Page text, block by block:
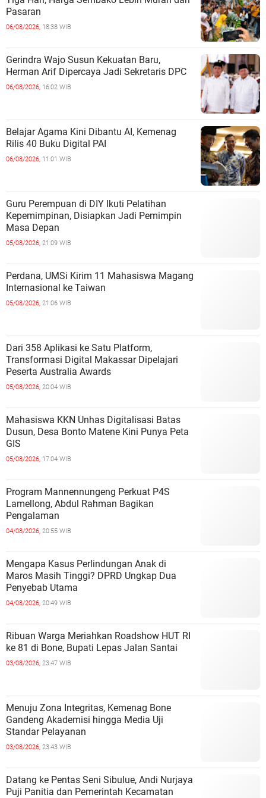
Pasaran
06/08/2026, 18:38 WIB
Gerindra Wajo Susun Kekuatan Baru,
Herman Arif Dipercaya Jadi Sekretaris DPC
06/08/2026, 16:02 WIB
Belajar Agama Kini Dibantu AI, Kemenag
Rilis 40 Buku Digital PAI
06/08/2026, 11:01 WIB
Guru Perempuan di DIY Ikuti Pelatihan
Kepemimpinan, Disiapkan Jadi Pemimpin
Masa Depan
05/08/2026, 21:09 WIB
Perdana, UMSi Kirim 11 Mahasiswa Magang
Internasional ke Taiwan
05/08/2026, 21:06 WIB
Dari 358 Aplikasi ke Satu Platform,
Transformasi Digital Makassar Dipelajari
Peserta Australia Awards
05/08/2026, 20:04 WIB
Mahasiswa KKN Unhas Digitalisasi Batas
Dusun, Desa Bonto Matene Kini Punya Peta
GIS
05/08/2026, 17:04 WIB
Program Mannennungeng Perkuat P4S
Lamellong, Abdul Rahman Bagikan
Pengalaman
04/08/2026, 20:55 WIB
Mengapa Kasus Perlindungan Anak di
Maros Masih Tinggi? DPRD Ungkap Dua
Penyebab Utama
04/08/2026, 20:49 WIB
Ribuan Warga Meriahkan Roadshow HUT RI
ke 81 di Bone, Bupati Lepas Jalan Santai
03/08/2026, 23:47 WIB
Menuju Zona Integritas, Kemenag Bone
Gandeng Akademisi hingga Media Uji
Standar Pelayanan
03/08/2026, 23:43 WIB
Datang ke Pentas Seni Sibulue, Andi Nurjaya
Puji Panitia dan Pemerintah Kecamatan